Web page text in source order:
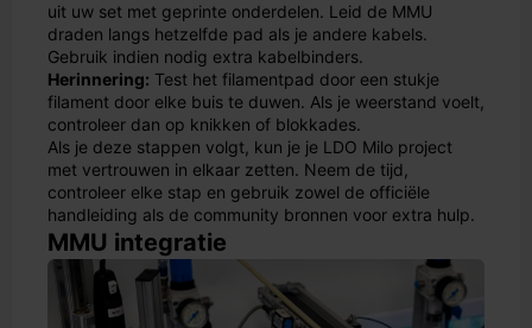
uit uw set met geprinte onderdelen. Leid de MMU
draden langs hetzelfde pad als je andere kabels.
Gebruik indien nodig extra kabelbinders.
Herinnering: Test het filamentpad door een stukje
filament door elke buis te duwen. Als je weerstand voelt,
controleer dan op knikken of blokkades.
Als je deze stappen volgt, kun je je LDO Milo project
met vertrouwen in elkaar zetten. Neem de tijd,
controleer elke stap en gebruik zowel de officiële
handleiding als de community bronnen voor extra hulp.
MMU integratie